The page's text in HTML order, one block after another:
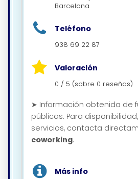
Barcelona
Teléfono
938 69 22 87
Valoración
0 / 5 (sobre 0 reseñas)
➤ Información obtenida de
públicas. Para
servicios, contacta
coworking.
Más info